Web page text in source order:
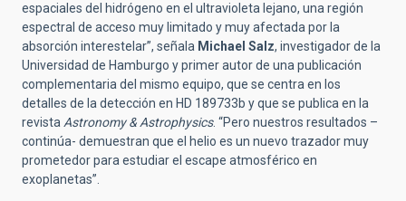
espaciales del hidrógeno en el ultravioleta lejano, una región
espectral de acceso muy limitado y muy afectada por la
absorción interestelar”, señala Michael Salz, investigador de la
Universidad de Hamburgo y primer autor de una publicación
complementaria del mismo equipo, que se centra en los
detalles de la detección en HD 189733b y que se publica en la
revista Astronomy & Astrophysics. “Pero nuestros resultados –
continúa- demuestran que el helio es un nuevo trazador muy
prometedor para estudiar el escape atmosférico en
exoplanetas”.